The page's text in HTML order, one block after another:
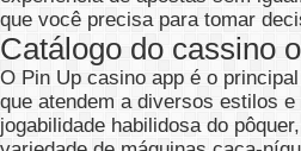
que você precisa para tomar
Catálogo do cassino
O Pin Up casino app é o
que atendem a diversos estilos
jogabilidade habilidosa do